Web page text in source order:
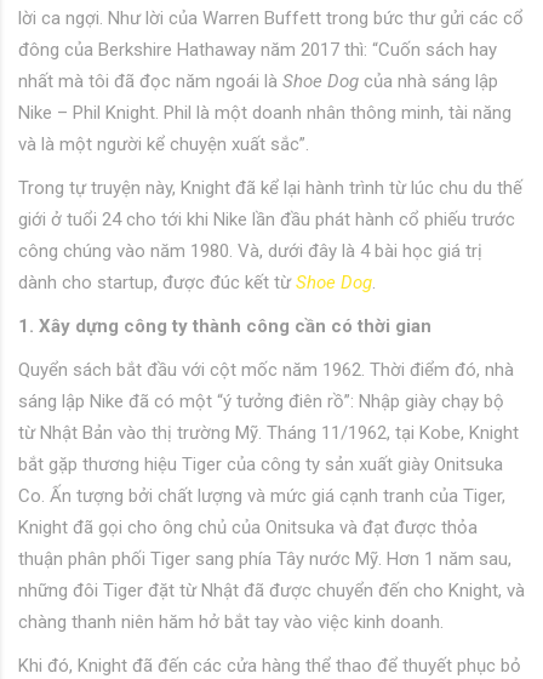
lời ca ngợi. Như lời của Warren Buffett trong bức thư gửi các cổ
đông của Berkshire Hathaway năm 2017 thì: “Cuốn sách hay
nhất mà tôi đã đọc năm ngoái là Shoe Dog của nhà sáng lập
Nike – Phil Knight. Phil là một doanh nhân thông minh, tài năng
và là một người kể chuyện xuất sắc”.
Trong tự truyện này, Knight đã kể lại hành trình từ lúc chu du thế
giới ở tuổi 24 cho tới khi Nike lần đầu phát hành cổ phiếu trước
công chúng vào năm 1980. Và, dưới đây là 4 bài học giá trị
dành cho startup, được đúc kết từShoe Dog.
1. Xây dựng công ty thành công cần có thời gian
Quyển sách bắt đầu với cột mốc năm 1962. Thời điểm đó, nhà
sáng lập Nike đã có một “ý tưởng điên rồ”: Nhập giày chạy bộ
từ Nhật Bản vào thị trường Mỹ. Tháng 11/1962, tại Kobe, Knight
bắt gặp thương hiệu Tiger của công ty sản xuất giày Onitsuka
Co. Ấn tượng bởi chất lượng và mức giá cạnh tranh của Tiger,
Knight đã gọi cho ông chủ của Onitsuka và đạt được thỏa
thuận phân phối Tiger sang phía Tây nước Mỹ. Hơn 1 năm sau,
những đôi Tiger đặt từ Nhật đã được chuyển đến cho Knight, và
chàng thanh niên hăm hở bắt tay vào việc kinh doanh.
Khi đó, Knight đã đến các cửa hàng thể thao để thuyết phục bỏ